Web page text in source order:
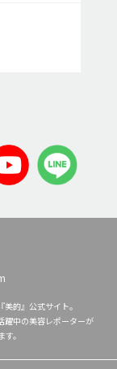
的』公式サイト。
躍中の美容レポーターが
。